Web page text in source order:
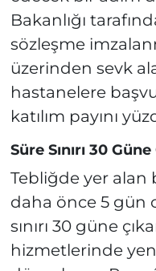
Bakanlığı
sözleşme
üzerinden sevk
hastanelere
katılım payını
Süre Sınırı 30 Güne
Tebliğde yer alan
daha önce 5 gün
sınırı 30 güne
hizmetlerinde